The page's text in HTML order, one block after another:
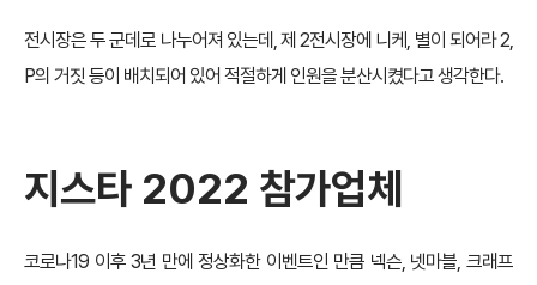
전시장은 두 군데로 나누어져 있는데, 제 2전시장에 니케, 별이 되어라 2,
P의 거짓 등이 배치되어 있어 적절하게 인원을 분산시켰다고 생각한다.
지스타 2022 참가업체
코로나19 이후 3년 만에 정상화한 이벤트인 만큼 넥슨, 넷마블, 크래프